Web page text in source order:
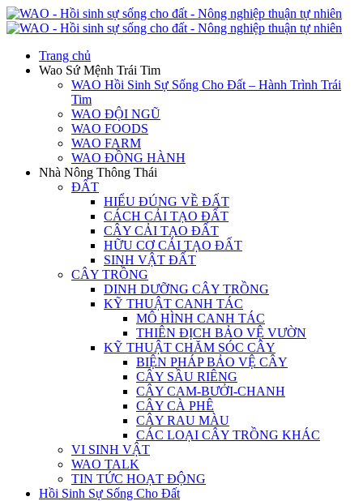
Trang chủ
Wao Sứ Mệnh Trái Tim
WAO Hồi Sinh Sự Sống Cho Đất – Hành Trình Trái
Tim
WAO ĐỘI NGŨ
WAO FOODS
WAO FARM
WAO ĐỒNG HÀNH
Nhà Nông Thông Thái
ĐẤT
HIỂU ĐÚNG VỀ ĐẤT
CÁCH CẢI TẠO ĐẤT
CÂY CẢI TẠO ĐẤT
HỮU CƠ CẢI TẠO ĐẤT
SINH VẬT ĐẤT
CÂY TRỒNG
DINH DƯỠNG CÂY TRỒNG
KỸ THUẬT CANH TÁC
MÔ HÌNH CANH TÁC
THIÊN ĐỊCH BẢO VỆ VƯỜN
KỸ THUẬT CHĂM SÓC CÂY
BIỆN PHÁP BẢO VỆ CÂY
CÂY SẦU RIÊNG
CÂY CAM-BƯỞI-CHANH
CÂY CÀ PHÊ
CÂY RAU MÀU
CÁC LOẠI CÂY TRỒNG KHÁC
VI SINH VẬT
WAO TALK
TIN TỨC HOẠT ĐỘNG
Hồi Sinh Sự Sống Cho Đất